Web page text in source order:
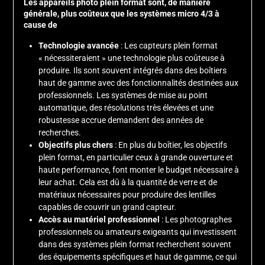
Les appareils photo plein format sont, de manière
générale, plus coûteux que les systèmes micro 4/3 à
cause de
Technologie avancée: Les capteurs plein format
« nécessiteraient » une technologie plus coûteuse à
produire. Ils sont souvent intégrés dans des boîtiers
haut de gamme avec des fonctionnalités destinées aux
professionnels. Les systèmes de mise au point
automatique, des résolutions très élevées et une
robustesse accrue demandent des années de
recherches.
Objectifs plus chers: En plus du boîtier, les objectifs
plein format, en particulier ceux à grande ouverture et
haute performance, font monter le budget nécessaire à
leur achat. Cela est dû à la quantité de verre et de
matériaux nécessaires pour produire des lentilles
capables de couvrir un grand capteur.
Accès au matériel professionnel : Les photographes
professionnels ou amateurs exigeants qui investissent
dans des systèmes plein format recherchent souvent
des équipements spécifiques et haut de gamme, ce qui